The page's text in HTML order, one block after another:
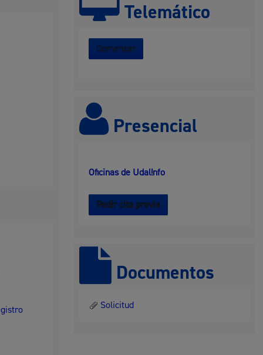
y medioambiente
y empleo
Telemático
Comenzar
Presencial
Oficinas de Udal!nfo
Pedir cita previa
Documentos
Solicitud